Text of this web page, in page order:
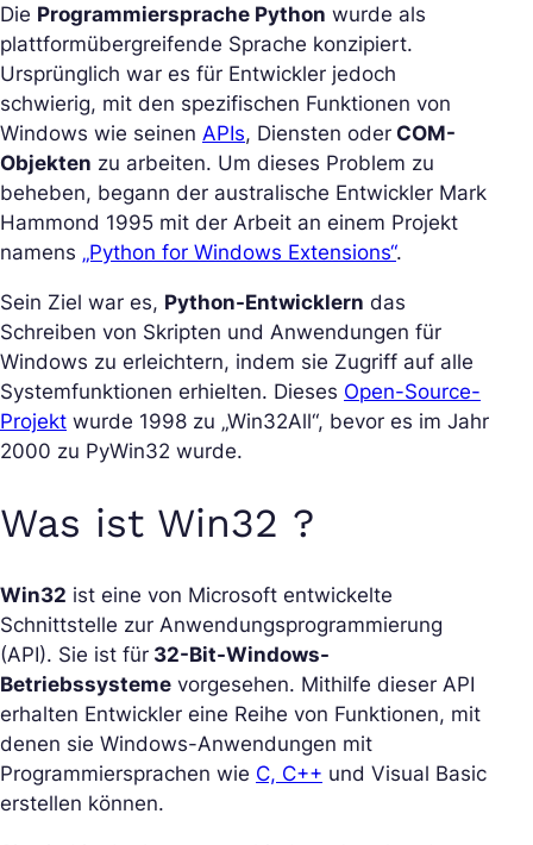
Die Programmiersprache Python wurde als
plattformübergreifende Sprache konzipiert.
Ursprünglich war es für Entwickler jedoch
schwierig, mit den spezifischen Funktionen von
Windows wie seinen APIs, Diensten oder COM-
Objekten zu arbeiten. Um dieses Problem zu
beheben, begann der australische Entwickler Mark
Hammond 1995 mit der Arbeit an einem Projekt
namens „Python for Windows Extensions“.
Sein Ziel war es, Python-Entwicklern das
Schreiben von Skripten und Anwendungen für
Windows zu erleichtern, indem sie Zugriff auf alle
Systemfunktionen erhielten. Dieses Open-Source-
Projekt wurde 1998 zu „Win32All“, bevor es im Jahr
2000 zu PyWin32 wurde.
Was ist Win32 ?
Win32 ist eine von Microsoft entwickelte
Schnittstelle zur Anwendungsprogrammierung
(API). Sie ist für 32-Bit-Windows-
Betriebssysteme vorgesehen. Mithilfe dieser API
erhalten Entwickler eine Reihe von Funktionen, mit
denen sie Windows-Anwendungen mit
Programmiersprachen wie C, C++ und Visual Basic
erstellen können.